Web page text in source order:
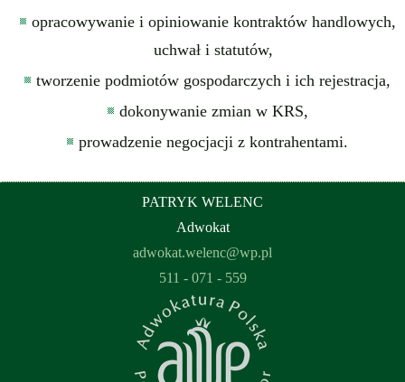
opracowywanie i opiniowanie kontraktów handlowych,
uchwał i statutów,
tworzenie podmiotów gospodarczych i ich rejestracja,
dokonywanie zmian w KRS,
prowadzenie negocjacji z kontrahentami.
PATRYK WELENC
Adwokat
adwokat.welenc@wp.pl
511 - 071 - 559